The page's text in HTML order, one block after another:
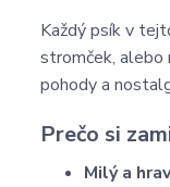
Každý psík v
stromček, alebo
pohody a
Prečo si
Milý a